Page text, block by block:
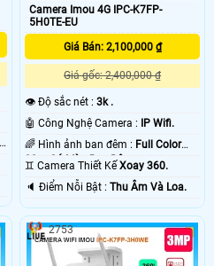
Camera Imou 4G IPC-K7FP-
5H0TE-EU
Giá Bán: 2,100,000 ₫
Giá gốc: 2,400,000 ₫
👁 Độ sắc nét :3k .
🤖️ Công Nghệ Camera :
IP Wifi.
🌈 Hình ảnh ban đêm : Full Color
30m Có Màu Ban Ðêm.
♊ Camera Thiết KếXoay 360.
️🔈 Điểm Nỗi Bật :Thu Âm Và Loa.
2753